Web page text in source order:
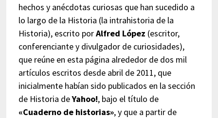
hechos y anécdotas curiosas que han sucedido a
lo largo de la Historia (la intrahistoria de la
Historia), escrito porAlfred López (escritor,
conferenciante y divulgador de curiosidades),
que reúne en esta página alrededor de dos mil
artículos escritos desde abril de 2011, que
inicialmente habían sido publicados en la sección
de Historia deYahoo!, bajo el título de
«Cuaderno de historias», y que a partir de